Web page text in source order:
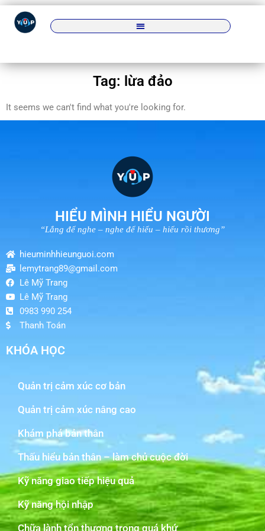
Tag: lừa đảo
It seems we can't find what you're looking for.
HIỂU MÌNH HIỂU NGƯỜI
“Lắng để nghe – nghe để hiểu – hiểu rồi thương”
hieuminhhieunguoi.com
lemytrang89@gmail.com
Lê Mỹ Trang
Lê Mỹ Trang
0983 990 254
Thanh Toán
KHÓA HỌC
Quản trị cảm xúc cơ bản
Quản trị cảm xúc nâng cao
Khám phá bản thân
Thấu hiểu bản thân – làm chủ cuộc đời
Kỹ năng giao tiếp hiệu quả
Kỹ năng hội nhập
Chữa lành tổn thương trong quá khứ